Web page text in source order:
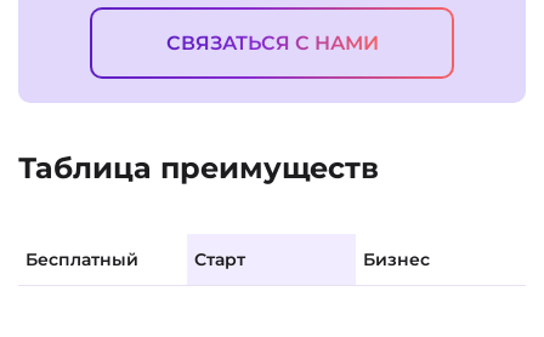
СВЯЗАТЬСЯ С НАМИ
Таблица преимуществ
Бесплатный Старт Бизнес